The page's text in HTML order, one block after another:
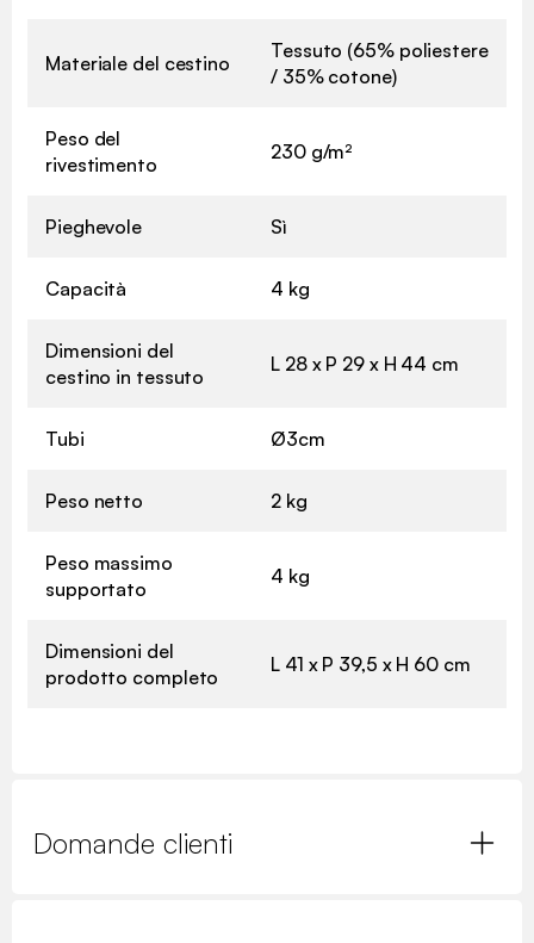
Materiale del cestino
Tessuto (65% poliestere
/ 35% cotone)
Peso del
rivestimento
230 g/m²
Pieghevole Sì
Capacità 4 kg
Dimensioni del
cestino in tessuto
L 28 x P 29 x H 44 cm
Tubi Ø3cm
Peso netto 2 kg
Peso massimo
supportato
4 kg
Dimensioni del
prodotto completo
L 41 x P 39,5 x H 60 cm
Domande clienti